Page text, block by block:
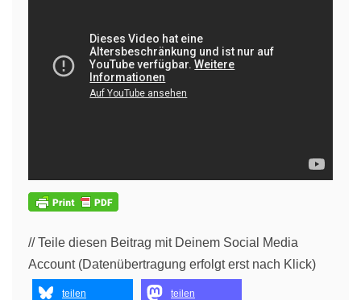
// Teile diesen Beitrag mit Deinem Social Media
Account (Datenübertragung erfolgt erst nach Klick)
teilen teilen